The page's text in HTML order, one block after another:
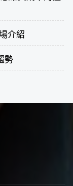
介紹
勢